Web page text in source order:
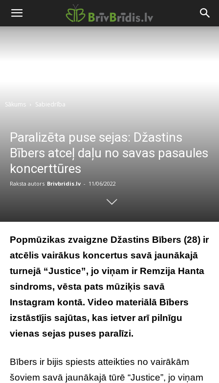
Sākums Sabiedrība
Paralizēta puse sejas: Džastins
Bībers atceļ daļu no savas pasaules
koncerttūres
Raksta autors Brivbridis.lv - 11/06/2022
Popmūzikas zvaigzne Džastins Bībers (28) ir
atcēlis vairākus koncertus savā jaunākajā
turnejā “Justice”, jo viņam ir Remzija Hanta
sindroms, vēsta pats mūziķis savā
Instagram kontā. Video materiālā Bībers
izstāstījis sajūtas, kas ietver arī pilnīgu
vienas sejas puses paralīzi.
Bībers ir bijis spiests atteikties no vairākām
šoviem savā jaunākajā tūrē “Justice”, jo viņam